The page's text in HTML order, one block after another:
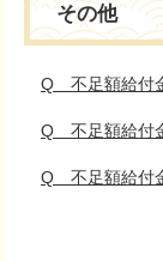
その他
Q 不足額給付
Q 不足額給付
Q 不足額給付